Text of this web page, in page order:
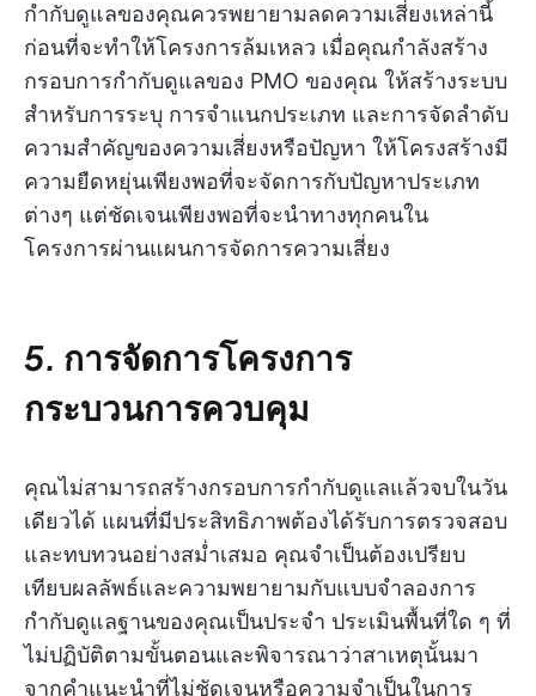
กำกับดูแลของคุณควรพยายามลดความเสี่ยงเหล่านี้
ก่อนที่จะทำให้โครงการล้มเหลว เมื่อคุณกำลังสร้าง
กรอบการกำกับดูแลของ PMO ของคุณ ให้สร้างระบบ
สำหรับการระบุ การจำแนกประเภท และการจัดลำดับ
ความสำคัญของความเสี่ยงหรือปัญหา ให้โครงสร้างมี
ความยืดหยุ่นเพียงพอที่จะจัดการกับปัญหาประเภท
ต่างๆ แต่ชัดเจนเพียงพอที่จะนำทางทุกคนใน
โครงการผ่านแผนการจัดการความเสี่ยง
5. การจัดการโครงการ
กระบวนการควบคุม
คุณไม่สามารถสร้างกรอบการกำกับดูแลแล้วจบในวัน
เดียวได้ แผนที่มีประสิทธิภาพต้องได้รับการตรวจสอบ
และทบทวนอย่างสม่ำเสมอ คุณจำเป็นต้องเปรียบ
เทียบผลลัพธ์และความพยายามกับแบบจำลองการ
กำกับดูแลฐานของคุณเป็นประจำ ประเมินพื้นที่ใด ๆ ที่
ไม่ปฏิบัติตามขั้นตอนและพิจารณาว่าสาเหตุนั้นมา
จากคำแนะนำที่ไม่ชัดเจนหรือความจำเป็นในการ